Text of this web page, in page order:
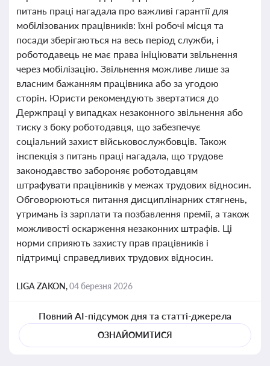
питань праці нагадала про важливі гарантії для
мобілізованих працівників: їхні робочі місця та
посади зберігаються на весь період служби, і
роботодавець не має права ініціювати звільнення
через мобілізацію. Звільнення можливе лише за
власним бажанням працівника або за угодою
сторін. Юристи рекомендують звертатися до
Держпраці у випадках незаконного звільнення або
тиску з боку роботодавця, що забезпечує
соціальний захист військовослужбовців. Також
інспекція з питань праці нагадала, що трудове
законодавство забороняє роботодавцям
штрафувати працівників у межах трудових відносин.
Обговорюються питання дисциплінарних стягнень,
утримань із зарплати та позбавлення премії, а також
можливості оскарження незаконних штрафів. Ці
норми сприяють захисту прав працівників і
підтримці справедливих трудових відносин.
LIGA ZAKON,04 березня 2026
Повний AI-підсумок дня та статті-джерела
ОЗНАЙОМИТИСЯ